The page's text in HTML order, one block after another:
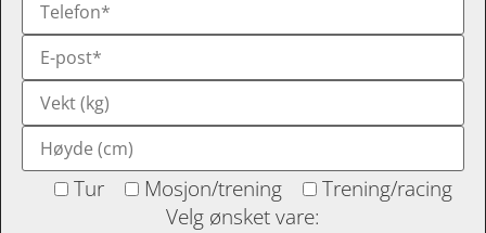
Tur Mosjon/trening
Trening/racing
Velg ønsket vare: